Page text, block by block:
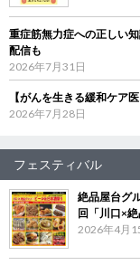
重症筋無力症への正しい
配信も
2026年7月31日
【がんを生きる緩和ケア
2026年7月28日
フェスティバル
絶品屋台グ
回「川口×
2026年4月